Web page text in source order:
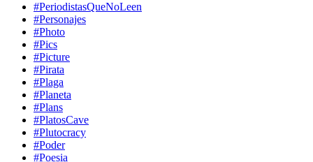
#PeriodistasQueNoLeen
#Personajes
#Photo
#Pics
#Picture
#Pirata
#Plaga
#Planeta
#Plans
#PlatosCave
#Plutocracy
#Poder
#Poesia